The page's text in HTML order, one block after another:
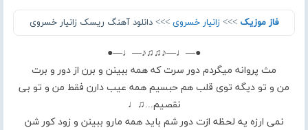
فاز موزیک >>>زانیار خسروی >>> دانلود آهنگ ریسک زانیار خسروی
●—♩—♪♫♫♪—♩—●
مث پروانه میگردم دور سرت که همه ببینن و برن از دور و برت
من و تو دیگه توی قلب هم حبسیم همه عیب دارن فقط من و تو بی
نقصیم...♫♩
نمی ارزه یه لحظه ازت دور شم باید همه مارو ببینن و زود کور شن